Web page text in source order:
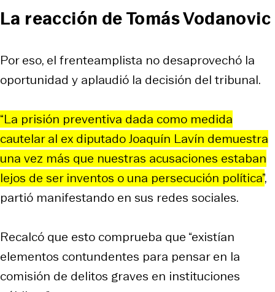
La reacción de Tomás Vodanovic
Por eso, el frenteamplista no desaprovechó la
oportunidad y aplaudió la decisión del tribunal.
“La prisión preventiva dada como medida
cautelar al ex diputado Joaquín Lavín demuestra
una vez más que nuestras acusaciones estaban
lejos de ser inventos o una persecución política”,
partió manifestando en sus redes sociales.
Recalcó que esto comprueba que “existían
elementos contundentes para pensar en la
comisión de delitos graves en instituciones